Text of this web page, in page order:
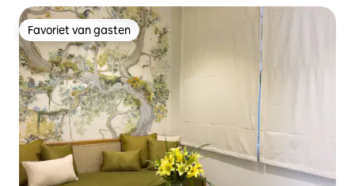
Favoriet van gasten
Favoriet van gasten